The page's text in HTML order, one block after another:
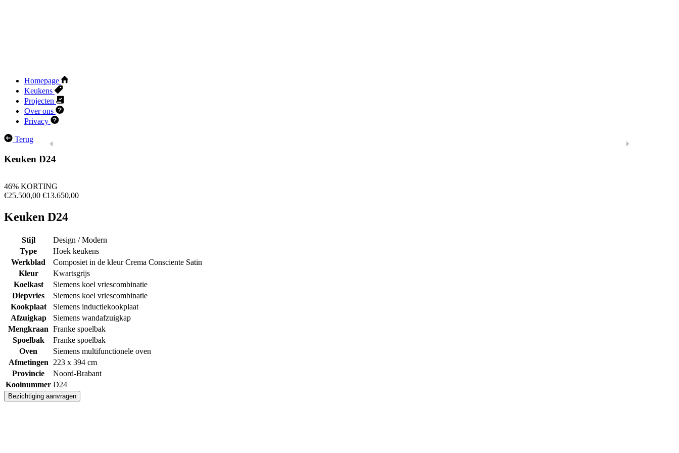
Homepage
Keukens
Projecten
Over ons
Privacy
Terug
Keuken D24
46% KORTING
€25.500,00 €13.650,00
Keuken D24
Stijl
Design / Modern
Type
Hoek keukens
Werkblad
Composiet in de kleur Crema Consciente Satin
Kleur
Kwartsgrijs
Koelkast
Siemens koel vriescombinatie
Diepvries
Siemens koel vriescombinatie
Kookplaat
Siemens inductiekookplaat
Afzuigkap
Siemens wandafzuigkap
Mengkraan Franke spoelbak
Spoelbak
Franke spoelbak
Oven
Siemens multifunctionele oven
Afmetingen
223 x 394 cm
Provincie
Noord-Brabant
Kooinummer D24
Bezichtiging aanvragen